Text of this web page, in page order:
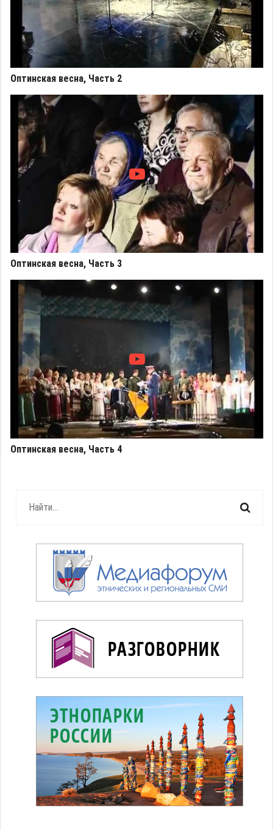
Оптинская весна, Часть 2
Оптинская весна, Часть 3
Оптинская весна, Часть 4